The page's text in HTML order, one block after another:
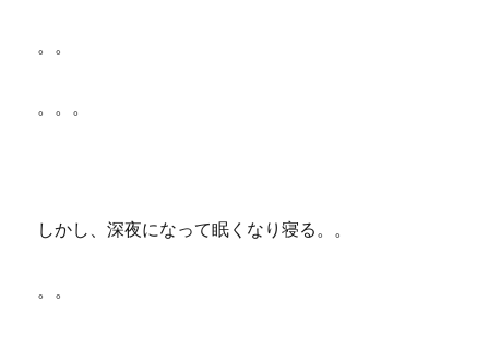
。。
。。。
しかし、深夜になって眠くなり寝る。。
。。